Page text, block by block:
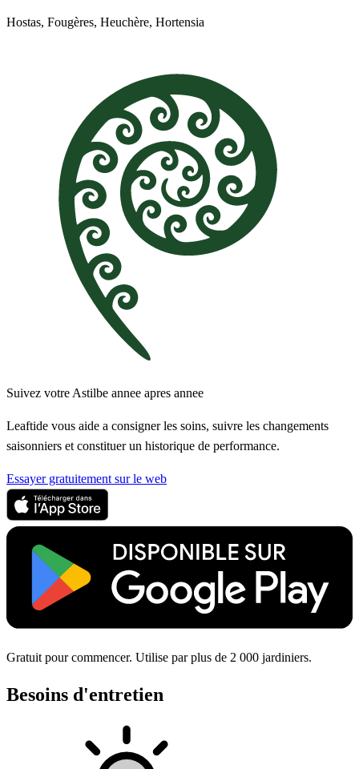
Hostas, Fougères, Heuchère, Hortensia
Suivez votre Astilbe annee apres annee
Leaftide vous aide a consigner les soins, suivre les changements
saisonniers et constituer un historique de performance.
Essayer gratuitement sur le web
Gratuit pour commencer. Utilise par plus de 2 000 jardiniers.
Besoins d'entretien